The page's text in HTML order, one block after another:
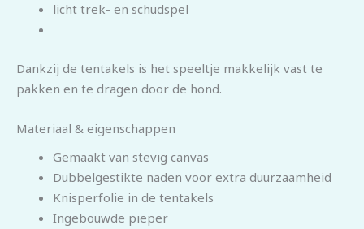
licht trek- en schudspel
Dankzij de tentakels is het speeltje makkelijk vast te
pakken en te dragen door de hond.
Materiaal & eigenschappen
Gemaakt van stevig canvas
Dubbelgestikte naden voor extra duurzaamheid
Knisperfolie in de tentakels
Ingebouwde pieper